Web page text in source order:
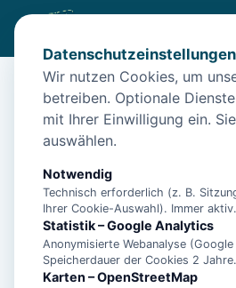
/Unterkünfte /Norden/
- Ferienwohnung Deichkind - Norden
- Ferienwohnung
Norden – Deichblick
26506 Norden
Datenschutzeinstellungen
Wir nutzen Cookies, um
betreiben. Optionale
mit Ihrer Einwilligung ein.
auswählen.
Notwendig
Technisch erforderlich (z. B.
Ihrer Cookie-Auswahl). Immer aktiv.
Statistik – Google Analytics
Anonymisierte Webanalyse
Speicherdauer der Cookies 2 Jahre.
Karten – OpenStreetMap